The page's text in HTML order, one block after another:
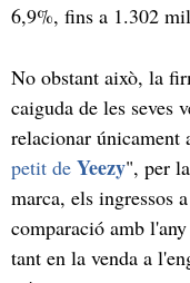
6,9%, fins a 1.302
No obstant això, la
caiguda de les seves
relacionar únicament
petit de Yeezy", per
marca, els ingressos
comparació amb
tant en la venda a